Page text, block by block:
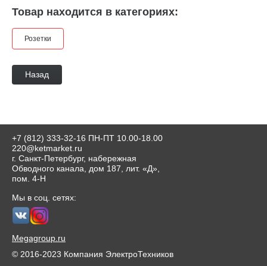
Товар находится в категориях:
Розетки
Назад
+7 (812) 333-32-16 ПН-ПТ 10.00-18.00
220@ketmarket.ru
г. Санкт-Петербург, набережная
Обводного канала, дом 187, лит. «Д»,
пом. 4-Н
Мы в соц. сетях:
Megagroup.ru
© 2016-2023 Компания ЭлектроТехников